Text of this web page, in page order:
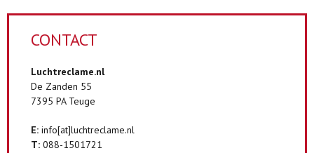
CONTACT
Luchtreclame.nl
De Zanden 55
7395 PA Teuge
E: info[at]luchtreclame.nl
T: 088-1501721